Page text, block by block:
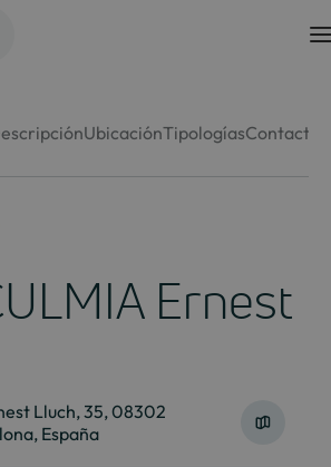
UbicaciónTipologíasContacto
Ernest
Lluch, 35, 08302
España